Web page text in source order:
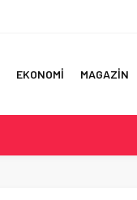
EKONOMİ MAGAZİN